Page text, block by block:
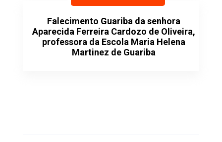
Falecimento Guariba da senhora
Aparecida Ferreira Cardozo de Oliveira,
professora da Escola Maria Helena
Martinez de Guariba